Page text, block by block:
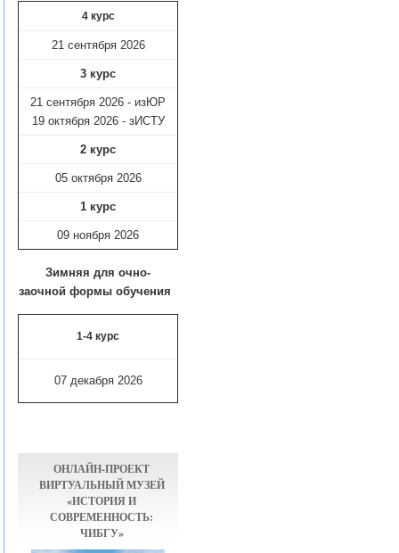
4 курс
21 сентября 2026
3 курс
21 сентября 2026 - изЮР
19 октября 2026 - зИСТУ
2 курс
05 октября 2026
1 курс
09 ноября 2026
Зимняя для очно-
заочной формы обучения
1-4 курс
07 декабря 2026
ОНЛАЙН-ПРОЕКТ
ВИРТУАЛЬНЫЙ МУЗЕЙ
«ИСТОРИЯ И
СОВРЕМЕННОСТЬ:
ЧИБГУ»